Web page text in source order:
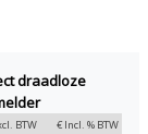
draadloze
BTW € Incl. % BTW